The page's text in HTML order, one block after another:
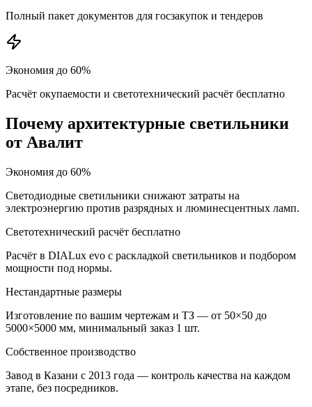
Полный пакет документов для госзакупок и тендеров
Экономия до 60%
Расчёт окупаемости и светотехнический расчёт бесплатно
Почему архитектурные светильники
от Авалит
Экономия до 60%
Светодиодные светильники снижают затраты на
электроэнергию против разрядных и люминесцентных ламп.
Светотехнический расчёт бесплатно
Расчёт в DIALux evo с раскладкой светильников и подбором
мощности под нормы.
Нестандартные размеры
Изготовление по вашим чертежам и ТЗ — от 50×50 до
5000×5000 мм, минимальный заказ 1 шт.
Собственное производство
Завод в Казани с 2013 года — контроль качества на каждом
этапе, без посредников.